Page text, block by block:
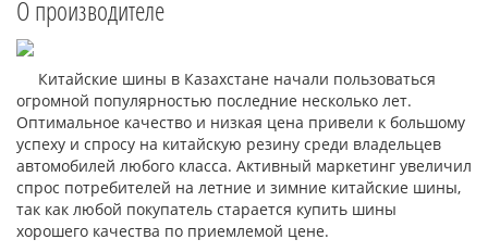
О производителе
Китайские шины в Казахстане начали пользоваться
огромной популярностью последние несколько лет.
Оптимальное качество и низкая цена привели к большому
успеху и спросу на китайскую резину среди владельцев
автомобилей любого класса. Активный маркетинг увеличил
спрос потребителей на летние и зимние китайские шины,
так как любой покупатель старается купить шины
хорошего качества по приемлемой цене.